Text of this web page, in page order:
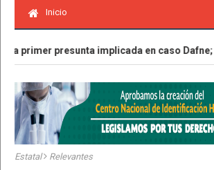
Inicio
primer presunta implicada en caso Dafne;
Estatal Relevantes